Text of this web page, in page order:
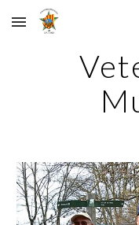
Skip to main content